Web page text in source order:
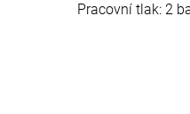
Pracovní tlak: 2